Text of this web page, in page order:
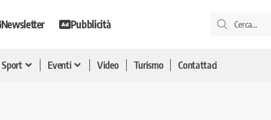
Newsletter Pubblicità
Sport Eventi Video Turismo Contattaci